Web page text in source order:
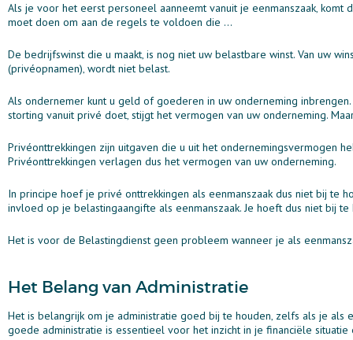
Als je voor het eerst personeel aanneemt vanuit je eenmanszaak‚
moet doen om aan de regels te voldoen die ...
De bedrijfswinst die u maakt‚ is nog niet uw belastbare winst. Van uw
(privéopnamen)‚ wordt niet belast.
Als ondernemer kunt u geld of goederen in uw onderneming
storting vanuit privé doet‚ stijgt het vermogen van uw onderneming.
Privéonttrekkingen zijn uitgaven die u uit het ondernemingsvermogen
Privéonttrekkingen verlagen dus het vermogen van uw onderneming.
In principe hoef je privé onttrekkingen als eenmanszaak dus niet bij te
invloed op je belastingaangifte als eenmanszaak. Je hoeft dus niet bij
Het is voor de Belastingdienst geen probleem wanneer je als
Het Belang van Administratie
Het is belangrijk om je administratie goed bij te houden‚ zelfs als je
goede administratie is essentieel voor het inzicht in je financiële